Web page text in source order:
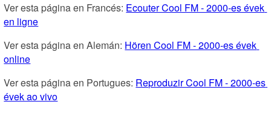
Ver esta página en Francés: Ecouter Cool FM - 2000-es évek
en ligne
Ver esta página en Alemán: Hören Cool FM - 2000-es évek
online
Ver esta página en Portugues: Reproduzir Cool FM - 2000-es
évek ao vivo